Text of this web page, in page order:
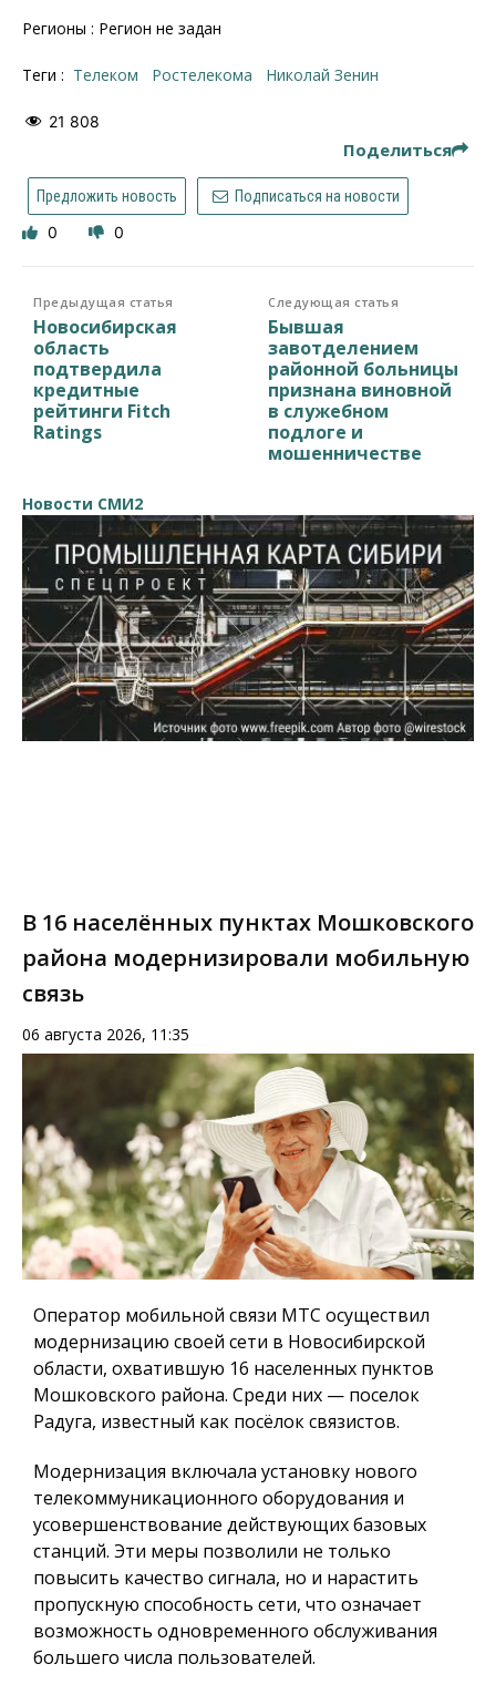
Регионы : Регион не задан
Теги : телеком Ростелекома Николай Зенин
21 808
Поделиться
Предложить новость Подписаться на новости
0 0
Предыдущая статья
Новосибирская
область
подтвердила
кредитные
рейтинги Fitch
Ratings
Следующая статья
Бывшая
завотделением
районной больницы
признана виновной
в служебном
подлоге и
мошенничестве
Новости СМИ2
В 16 населённых пунктах Мошковского
района модернизировали мобильную
связь
06 августа 2026, 11:35
Оператор мобильной связи МТС осуществил
модернизацию своей сети в Новосибирской
области, охватившую 16 населенных пунктов
Мошковского района. Среди них — поселок
Радуга, известный как посёлок связистов.
Модернизация включала установку нового
телекоммуникационного оборудования и
усовершенствование действующих базовых
станций. Эти меры позволили не только
повысить качество сигнала, но и нарастить
пропускную способность сети, что означает
возможность одновременного обслуживания
большего числа пользователей.